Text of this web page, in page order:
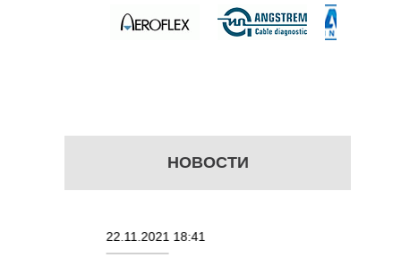
НОВОСТИ
22.11.2021 18:41